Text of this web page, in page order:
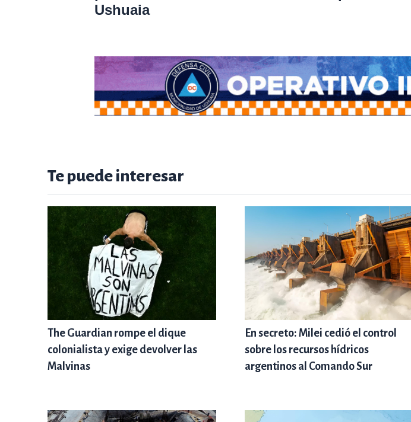
Ushuaia
Te puede interesar
The Guardian rompe el dique
colonialista y exige devolver las
Malvinas
En secreto: Milei cedió el control
sobre los recursos hídricos
argentinos al Comando Sur